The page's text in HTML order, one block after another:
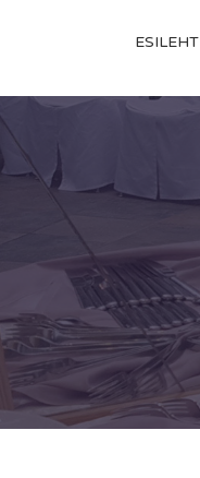
ESILEHT